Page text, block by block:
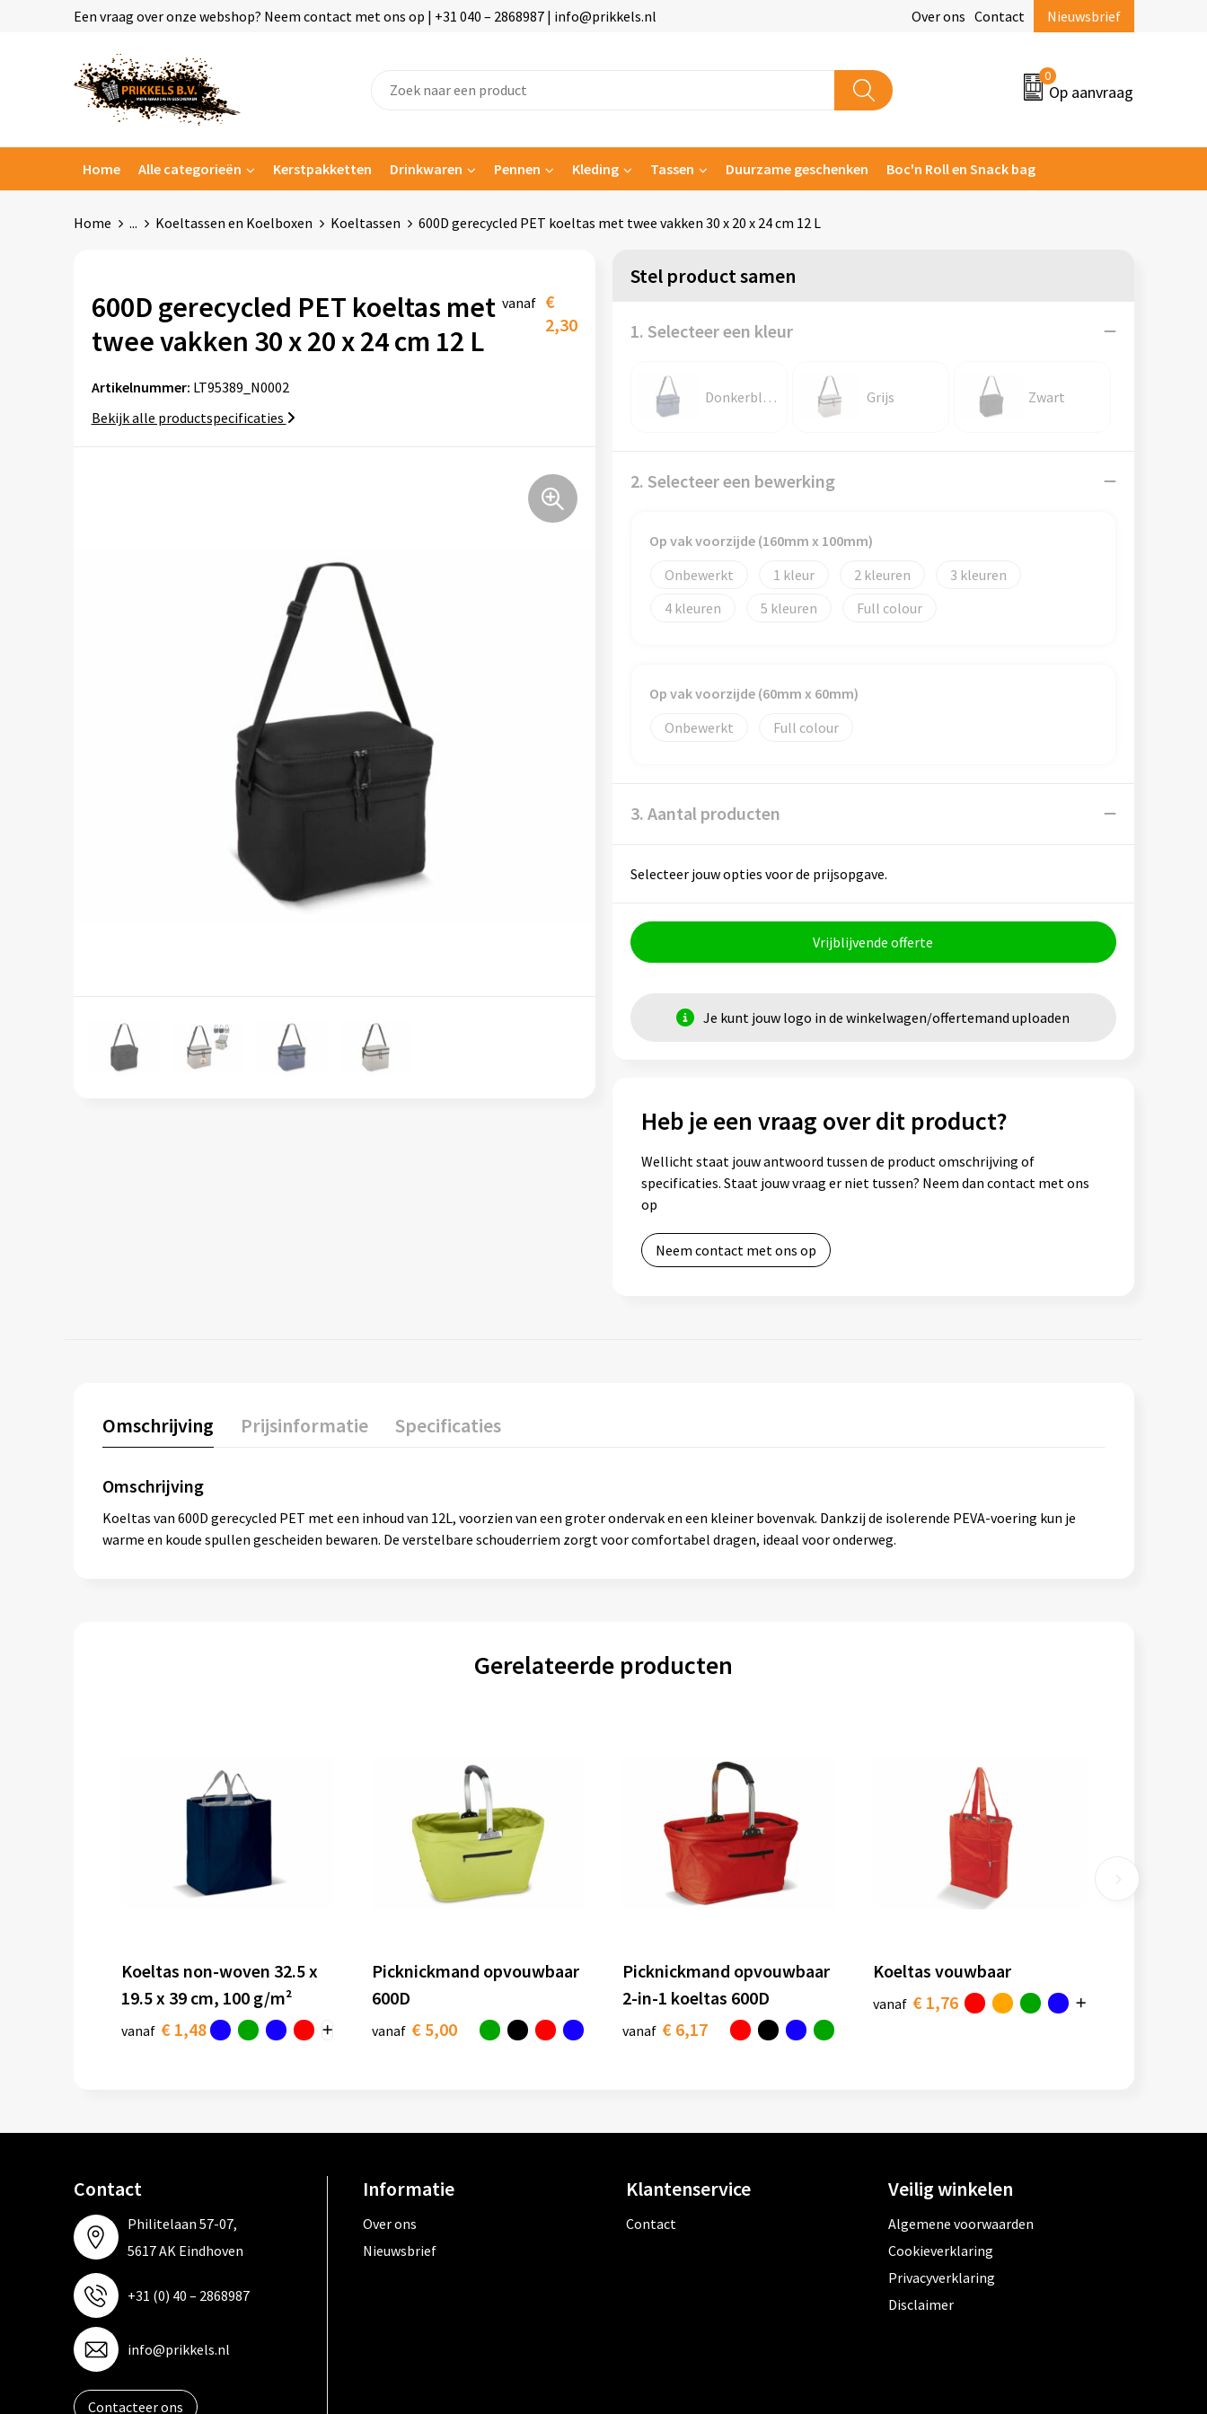
Een vraag over onze webshop? Neem contact met ons op | +31 040 – 2868987 | info@prikkels.nl Over ons Contact Nieuwsbrief
0
Op aanvraag
Home Alle categorieën Kerstpakketten Drinkwaren Pennen Kleding Tassen Duurzame geschenken Boc'n Roll en Snack bag
Home ... Koeltassen en Koelboxen Koeltassen 600D gerecycled PET koeltas met twee vakken 30 x 20 x 24 cm 12 L
600D gerecycled PET koeltas met
twee vakken 30 x 20 x 24 cm 12 L
vanaf €
2,30
Artikelnummer: LT95389_N0002
Bekijk alle productspecificaties
Stel product samen
1. Selecteer een kleur
Donkerblauw Grijs Zwart
2. Selecteer een bewerking
Op vak voorzijde (160mm x 100mm)
Onbewerkt
1 2
3
4
5 Full colour
Op vak voorzijde (60mm x 60mm)
Onbewerkt
Full colour
3. Aantal producten
Selecteer jouw opties voor de prijsopgave.
Vrijblijvende offerte
Je kunt jouw logo in de winkelwagen/offertemand uploaden
Heb je een vraag over dit product?
Wellicht staat jouw antwoord tussen de product omschrijving of
specificaties. Staat jouw vraag er niet tussen? Neem dan contact met ons
op
Neem contact met ons op
Omschrijving Prijsinformatie Specificaties
Omschrijving
Koeltas van 600D gerecycled PET met een inhoud van 12L, voorzien van een groter ondervak en een kleiner bovenvak. Dankzij de isolerende PEVA-voering kun je
warme en koude spullen gescheiden bewaren. De verstelbare schouderriem zorgt voor comfortabel dragen, ideaal voor onderweg.
Gerelateerde producten
Koeltas non-woven 32.5 x
19.5 x 39 cm, 100 g/m²
vanaf € 1,48
Picknickmand opvouwbaar
600D
vanaf € 5,00
Picknickmand opvouwbaar
2-in-1 koeltas 600D
vanaf € 6,17
Koeltas vouwbaar
vanaf € 1,76
Contact
Philitelaan 57-07,
5617 AK Eindhoven
+31 (0) 40 – 2868987
info@prikkels.nl
Contacteer ons
Informatie
Over ons
Nieuwsbrief
Klantenservice
Contact
Veilig winkelen
Algemene voorwaarden
Cookieverklaring
Privacyverklaring
Disclaimer